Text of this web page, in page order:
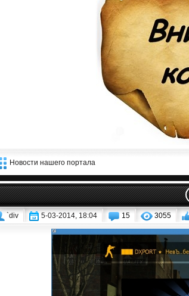
Новости нашего портала
`div 5-03-2014, 18:04 15 3055